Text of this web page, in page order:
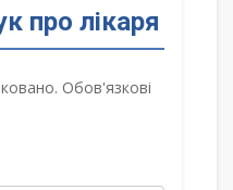
про лікаря
Обов'язкові